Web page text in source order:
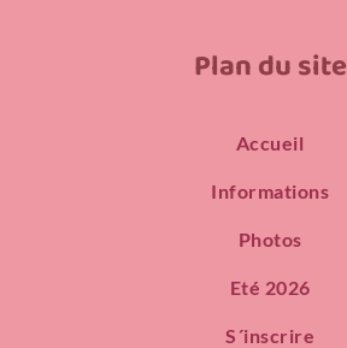
Accueil
Informations
Photos
Eté 2026
S´inscrire
Plan du site